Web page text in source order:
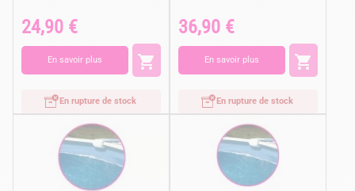
Prix
24,90 €
En savoir plus 
En rupture de stock
Prix
36,90 €
En savoir plus 
En rupture de stock